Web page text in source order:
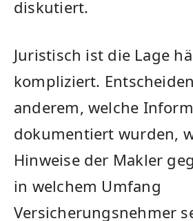
diskutiert.
Juristisch ist die Lage
kompliziert.
anderem, welche
dokumentiert wurden,
Hinweise der Makler
in welchem Umfang
Versicherungsnehmer